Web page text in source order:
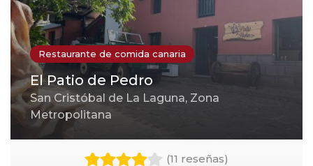
Restaurante de comida canaria
El Patio de Pedro
San Cristóbal de La Laguna, Zona
Metropolitana
(11 reseñas)